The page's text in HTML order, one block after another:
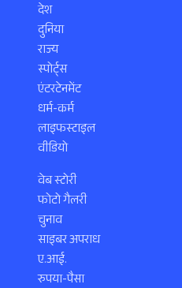
देश
दुनिया
राज्य
स्पोर्ट्स
एंटरटेनमेंट
धर्म-कर्म
लाइफस्टाइल
वीडियो
वेब स्टोरी
फोटो गैलरी
चुनाव
साइबर अपराध
ए.आई.
रुपया-पैसा